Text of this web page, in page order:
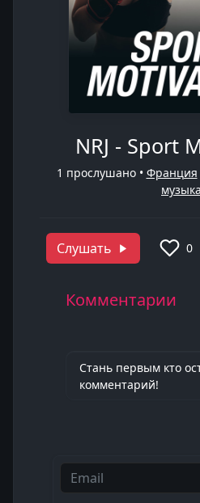
NRJ - Sport
1 прослушано • Франция
музыка
Слушать 0
Комментарии
Стань первым кто
комментарий!